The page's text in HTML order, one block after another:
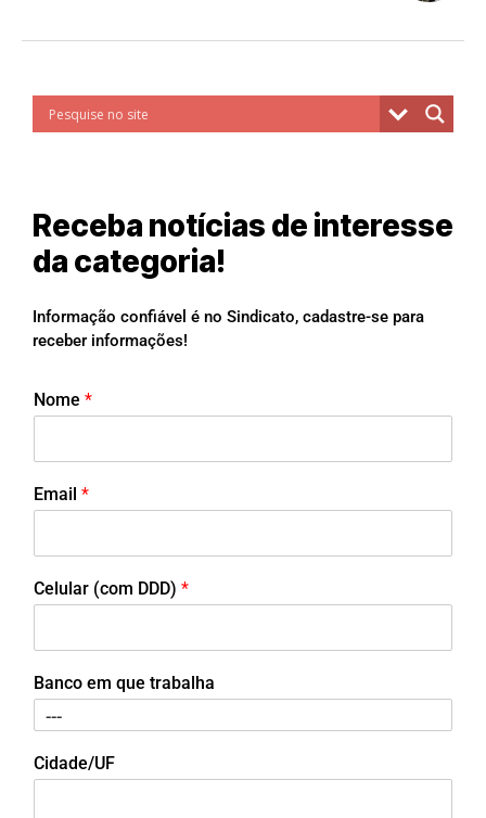
Receba notícias de interesse
da categoria!
Informação confiável é no Sindicato, cadastre-se para
receber informações!
Nome *
Email *
Celular (com DDD) *
Banco em que trabalha
Cidade/UF